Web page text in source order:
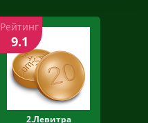
2.Левитра
Рейтинг
9.1